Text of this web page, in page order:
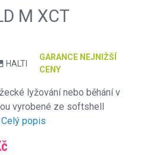
M XCT
HALTI
GARANCE NEJNIŽŠÍ
CENY
lyžování nebo běhání v
vyrobené ze softshell
Celý popis